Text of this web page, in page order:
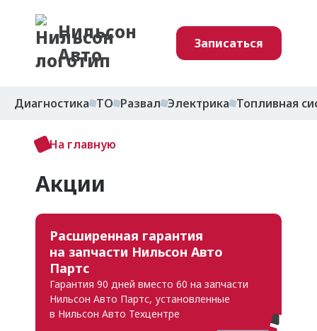
Нильсон
Авто
Записаться
Диагностика ТО Развал Электрика Топливная
На главную
Акции
Расширенная гарантия
на запчасти Нильсон Авто
Партс
Гарантия 90 дней вместо 60 на запчасти
Нильсон Авто Партс, установленные
в Нильсон Авто Техцентре